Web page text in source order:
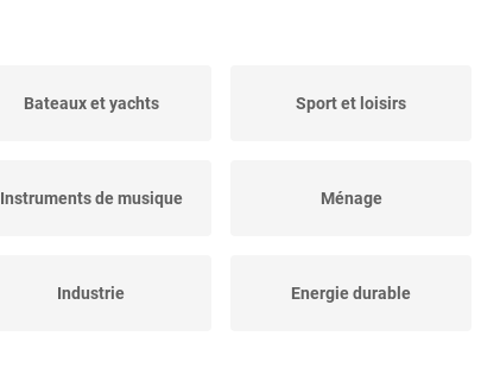
Bateaux et yachts Sport et loisirs
Instruments de musique Ménage
Industrie Energie durable